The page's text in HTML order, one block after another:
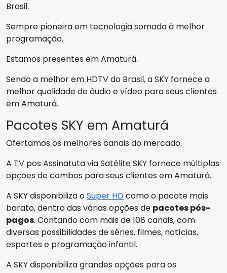
Brasil.
Sempre pioneira em tecnologia somada à melhor
programação.
Estamos presentes em Amaturá.
Sendo a melhor em HDTV do Brasil, a SKY fornece a
melhor qualidade de áudio e vídeo para seus clientes
em Amaturá.
Pacotes SKY em Amaturá
Ofertamos os melhores canais do mercado.
A TV pos Assinatuta via Satélite SKY fornece múltiplas
opções de combos para seus clientes em Amaturá.
A SKY disponibiliza oSuper HDcomo o pacote mais
barato, dentro das várias opções de pacotes pós-
pagos. Contando com mais de 108 canais, com
diversas possibilidades de séries, filmes, notícias,
esportes e programação infantil.
A SKY disponibiliza grandes opções para os